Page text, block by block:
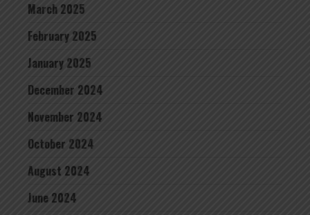
March 2025
February 2025
January 2025
December 2024
November 2024
October 2024
August 2024
June 2024